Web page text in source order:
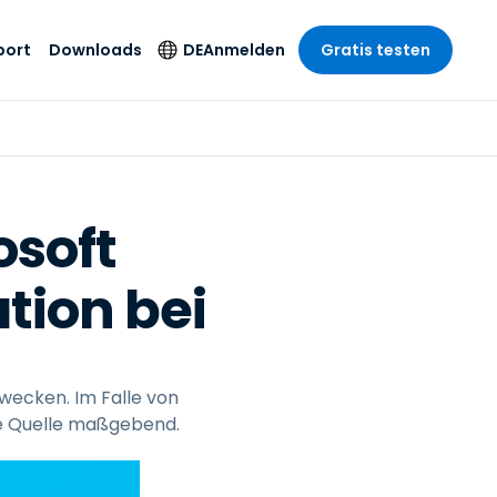
und -reaktion
Foxpass Wi-Fi Zugriff
und Kontrolle
Sicherer Zero-Trust-
Shield (Anti-Betrug)
Unterhaltung
und
Buchhaltung
Unterhaltung
anzeigen
Downloads DE
Français
Italiano
Português
Anmelden Gratis testen
bei
Im Falle von
maßgebend.